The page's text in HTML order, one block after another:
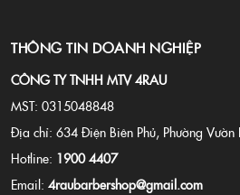
THÔNG TIN DOANH NGHIỆP
CÔNG TY TNHH MTV 4RAU
MST: 0315048848
Địa chỉ: 634 Điện Biên Phủ, Phường Vườn
Hotline: 1900 4407
Email: 4raubarbershop@gmail.com